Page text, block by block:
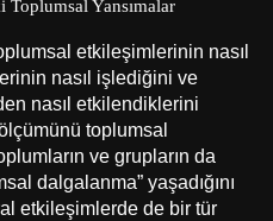
Toplumsal Yansımalar
etkileşimlerinin nasıl
nasıl işlediğini ve
nasıl etkilendiklerini
toplumsal
ve grupların da
dalgalanma” yaşadığını
etkileşimlerde de bir tür